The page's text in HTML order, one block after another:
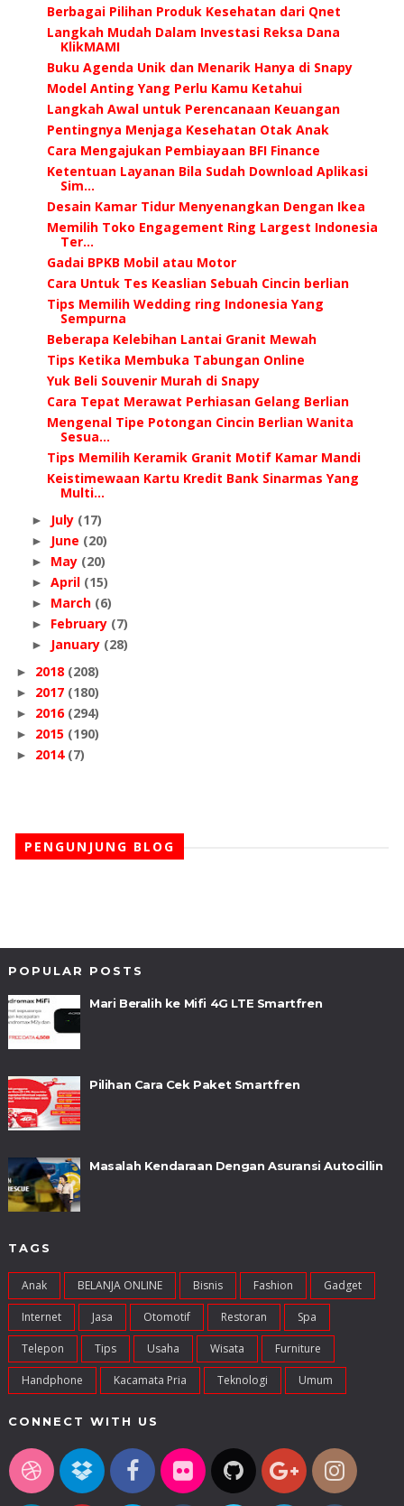
Berbagai Pilihan Produk Kesehatan dari Qnet
Langkah Mudah Dalam Investasi Reksa Dana
KlikMAMI
Buku Agenda Unik dan Menarik Hanya di Snapy
Model Anting Yang Perlu Kamu Ketahui
Langkah Awal untuk Perencanaan Keuangan
Pentingnya Menjaga Kesehatan Otak Anak
Cara Mengajukan Pembiayaan BFI Finance
Ketentuan Layanan Bila Sudah Download Aplikasi
Sim...
Desain Kamar Tidur Menyenangkan Dengan Ikea
Memilih Toko Engagement Ring Largest Indonesia
Ter...
Gadai BPKB Mobil atau Motor
Cara Untuk Tes Keaslian Sebuah Cincin berlian
Tips Memilih Wedding ring Indonesia Yang
Sempurna
Beberapa Kelebihan Lantai Granit Mewah
Tips Ketika Membuka Tabungan Online
Yuk Beli Souvenir Murah di Snapy
Cara Tepat Merawat Perhiasan Gelang Berlian
Mengenal Tipe Potongan Cincin Berlian Wanita
Sesua...
Tips Memilih Keramik Granit Motif Kamar Mandi
Keistimewaan Kartu Kredit Bank Sinarmas Yang
Multi...
► July (17)
► June (20)
► May (20)
► April (15)
► March (6)
► February (7)
► January (28)
► 2018 (208)
► 2017 (180)
► 2016 (294)
► 2015 (190)
► 2014 (7)
PENGUNJUNG BLOG
POPULAR POSTS
Mari Beralih ke Mifi 4G LTE Smartfren
Pilihan Cara Cek Paket Smartfren
Masalah Kendaraan Dengan Asuransi Autocillin
TAGS
Anak BELANJA ONLINE Bisnis Fashion Gadget
Internet Jasa Otomotif Restoran Spa
Telepon Tips Usaha Wisata Furniture
Handphone Kacamata Pria Teknologi Umum
CONNECT WITH US